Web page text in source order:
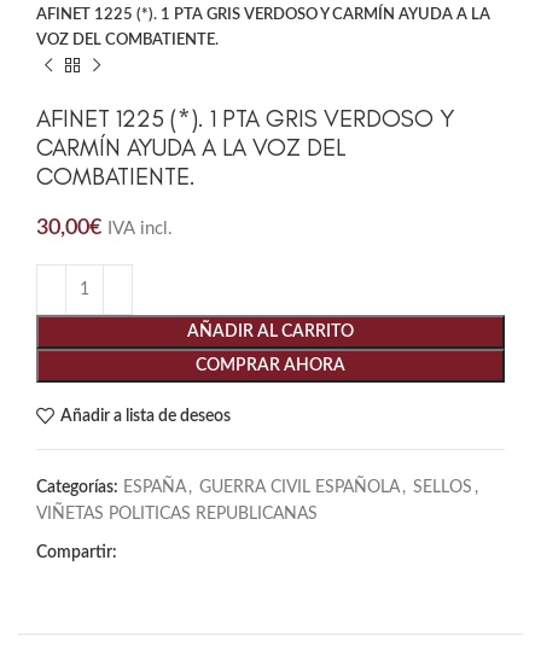
AFINET 1225 (*). 1 PTA GRIS VERDOSO Y CARMÍN AYUDA A LA
VOZ DEL COMBATIENTE.
AFINET 1225 (*). 1 PTA GRIS VERDOSO Y
CARMÍN AYUDA A LA VOZ DEL
COMBATIENTE.
30,00€ IVA incl.
AÑADIR AL CARRITO
COMPRAR AHORA
Añadir a lista de deseos
Categorías: ESPAÑA , GUERRA CIVIL ESPAÑOLA , SELLOS ,
VIÑETAS POLITICAS REPUBLICANAS
Compartir: